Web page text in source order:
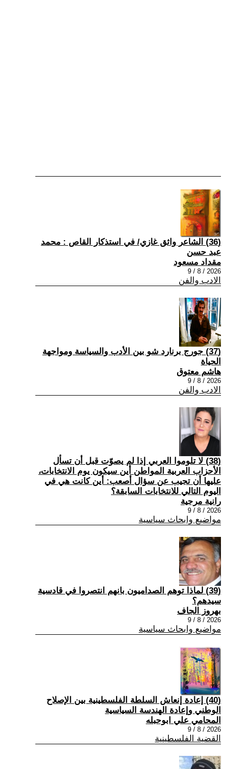
(36) الشاعر واثق غازي/ في استذكار القاص : محمد
عبد حسن
مقداد مسعود
2026 / 8 / 9
الادب والفن
(37) جورج برنارد شو بين الأدب والسياسة ومواجهة
الحياة
هاشم معتوق
2026 / 8 / 9
الادب والفن
(38) لا تلوموا العربي إذا لم يصوّت قبل أن تسأل
الأحزاب العربية المواطن أين سيكون يوم الانتخابات،
عليها أن تجيب عن سؤال أصعب: أين كانت هي في
اليوم التالي للانتخابات السابقة؟
رانية مرجية
2026 / 8 / 9
مواضيع وابحاث سياسية
(39) ‏لماذا توهم الصداميون بانهم انتصروا في قادسية
سيدهم؟
بهروز الجاف
2026 / 8 / 9
مواضيع وابحاث سياسية
(40) إعادة إنعاش السلطة الفلسطينية بين الإصلاح
الوطني وإعادة الهندسة السياسية
المحامي علي ابوحبله
2026 / 8 / 9
القضية الفلسطينية